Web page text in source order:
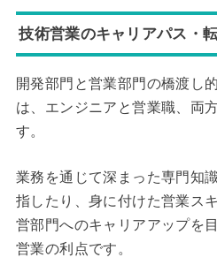
技術営業のキャリアパス・
開発部門と営業部門の橋渡し
は、エンジニアと営業職、両
す。
業務を通じて深まった専門知
指したり、身に付けた営業ス
営部門へのキャリアアップを
営業の利点です。